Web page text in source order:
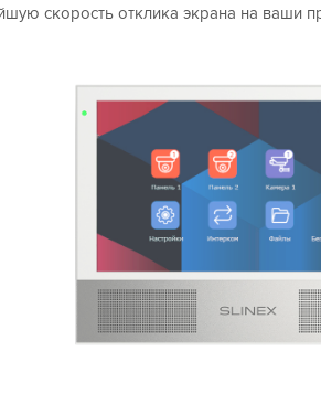
скорость отклика экрана на ваши